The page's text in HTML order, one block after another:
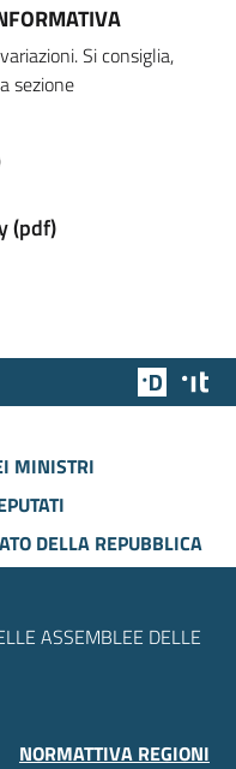
Si consiglia,
sezione
(pdf)
Team
MINISTRI
DELLA REPUBBLICA
ASSEMBLEE DELLE
NORMATTIVA REGIONI